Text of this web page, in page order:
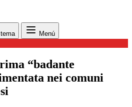
Menú
“badante
nei comuni